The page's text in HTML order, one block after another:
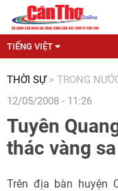
TIẾNG VIỆT
THỜI SỰ > TRONG
12/05/2008 - 11:26
Tuyên
thác vàng
Trên địa bàn huyện